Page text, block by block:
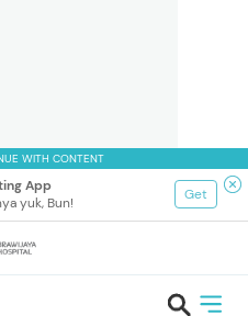
WITH CONTENT
App
yuk, Bun!
Get